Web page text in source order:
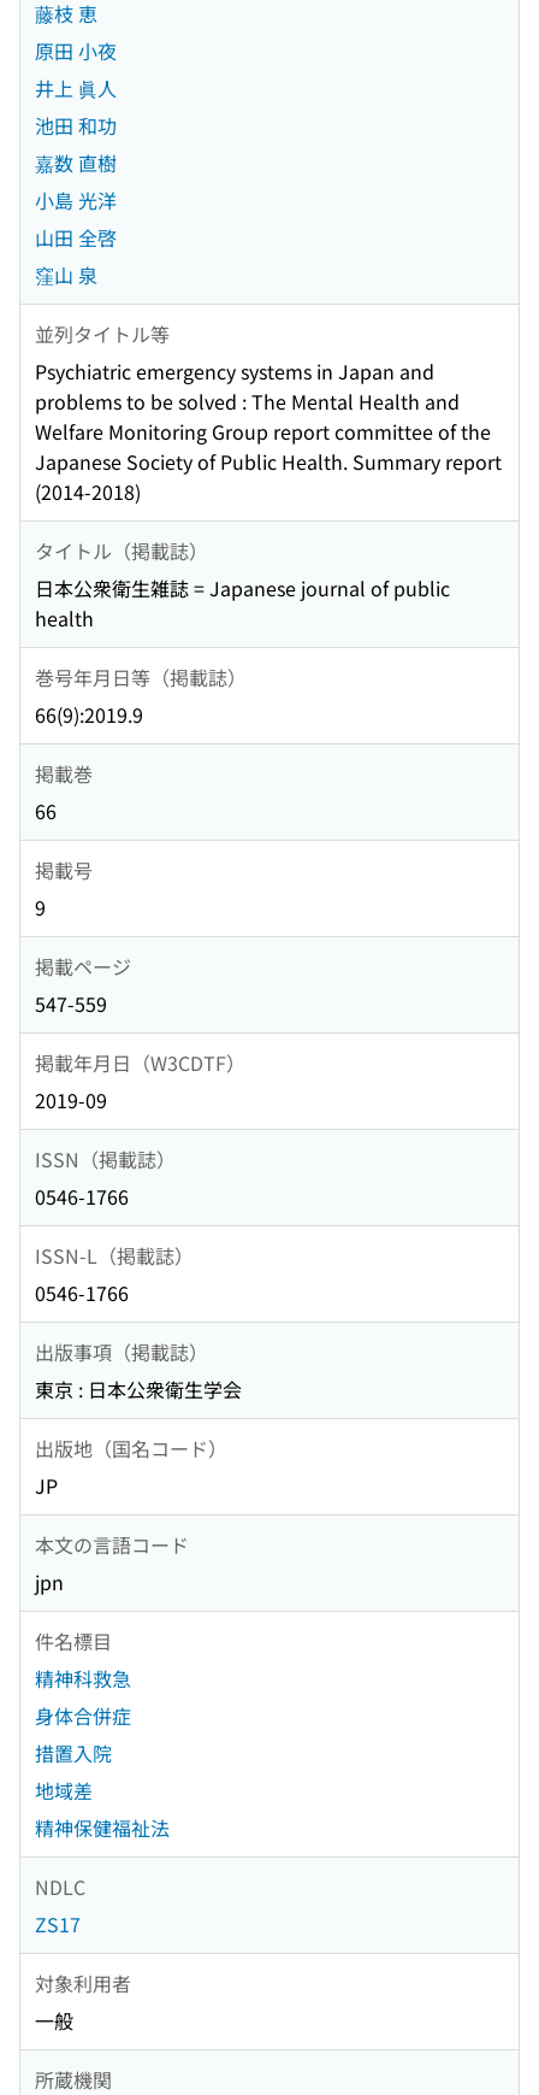
藤枝 恵
原田 小夜
井上 眞人
池田 和功
嘉数 直樹
小島 光洋
山田 全啓
窪山 泉
並列タイトル等
Psychiatric emergency systems in Japan and
problems to be solved : The Mental Health and
Welfare Monitoring Group report committee of the
Japanese Society of Public Health. Summary report
(2014-2018)
タイトル（掲載誌）
日本公衆衛生雑誌 = Japanese journal of public
health
巻号年月日等（掲載誌）
66(9):2019.9
掲載巻
66
掲載号
9
掲載ページ
547-559
掲載年月日（W3CDTF）
2019-09
ISSN（掲載誌）
0546-1766
ISSN-L（掲載誌）
0546-1766
出版事項（掲載誌）
東京 : 日本公衆衛生学会
出版地（国名コード）
JP
本文の言語コード
jpn
件名標目
精神科救急
身体合併症
措置入院
地域差
精神保健福祉法
NDLC
ZS17
対象利用者
一般
所蔵機関